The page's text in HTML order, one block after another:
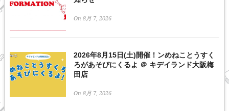
On 8月 7, 2026
2026年8月15日(土)開催！ンめねことうすく
ろがあそびにくるよ ＠ キデイランド大阪梅
田店
On 8月 7, 2026